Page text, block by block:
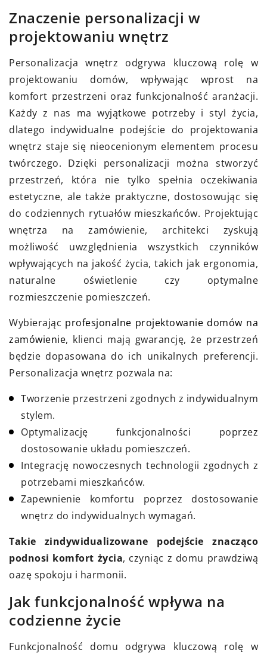
Znaczenie personalizacji w
projektowaniu wnętrz
Personalizacja wnętrz odgrywa kluczową rolę w
projektowaniu domów, wpływając wprost na
komfort przestrzeni oraz funkcjonalność aranżacji.
Każdy z nas ma wyjątkowe potrzeby i styl życia,
dlatego indywidualne podejście do projektowania
wnętrz staje się nieocenionym elementem procesu
twórczego. Dzięki personalizacji można stworzyć
przestrzeń, która nie tylko spełnia oczekiwania
estetyczne, ale także praktyczne, dostosowując się
do codziennych rytuałów mieszkańców. Projektując
wnętrza na zamówienie, architekci zyskują
możliwość uwzględnienia wszystkich czynników
wpływających na jakość życia, takich jak ergonomia,
naturalne oświetlenie czy optymalne
rozmieszczenie pomieszczeń.
Wybierając profesjonalne projektowanie domów na
zamówienie, klienci mają gwarancję, że przestrzeń
będzie dopasowana do ich unikalnych preferencji.
Personalizacja wnętrz pozwala na:
Tworzenie przestrzeni zgodnych z indywidualnym
stylem.
Optymalizację funkcjonalności poprzez
dostosowanie układu pomieszczeń.
Integrację nowoczesnych technologii zgodnych z
potrzebami mieszkańców.
Zapewnienie komfortu poprzez dostosowanie
wnętrz do indywidualnych wymagań.
Takie zindywidualizowane podejście znacząco
podnosi komfort życia, czyniąc z domu prawdziwą
oazę spokoju i harmonii.
Jak funkcjonalność wpływa na
codzienne życie
Funkcjonalność domu odgrywa kluczową rolę w